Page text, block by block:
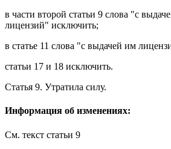
в части второй статьи 9 слова "с
лицензий" исключить;
в статье 11 слова "с выдачей им
статьи 17 и 18 исключить.
Статья 9. Утратила силу.
Информация об изменениях:
См. текст статьи 9